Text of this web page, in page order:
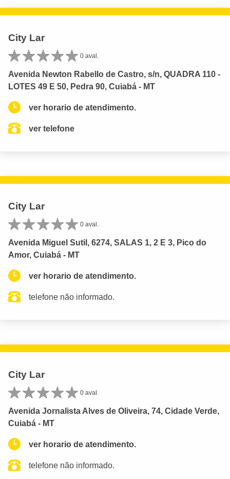
City Lar
0 aval.
Avenida Newton Rabello de Castro, s/n, QUADRA 110 -
LOTES 49 E 50, Pedra 90, Cuiabá - MT
ver horario de atendimento.
ver telefone
City Lar
0 aval.
Avenida Miguel Sutil, 6274, SALAS 1, 2 E 3, Pico do
Amor, Cuiabá - MT
ver horario de atendimento.
telefone não informado.
City Lar
0 aval.
Avenida Jornalista Alves de Oliveira, 74, Cidade Verde,
Cuiabá - MT
ver horario de atendimento.
telefone não informado.